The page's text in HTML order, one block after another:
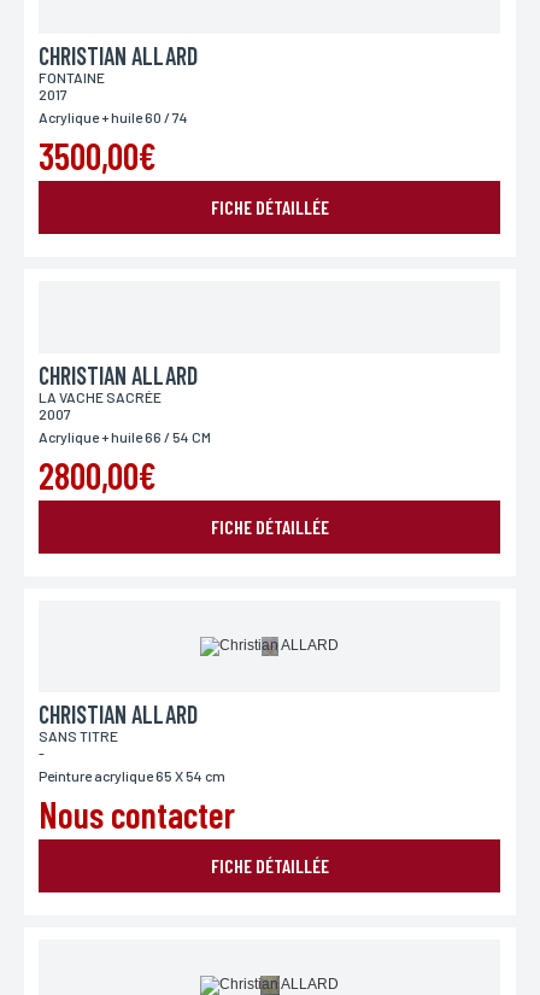
CHRISTIAN ALLARD
FONTAINE
2017
Acrylique + huile 60 / 74
3500,00€
FICHE DÉTAILLÉE
CHRISTIAN ALLARD
LA VACHE SACRÉE
2007
Acrylique + huile 66 / 54 CM
2800,00€
FICHE DÉTAILLÉE
CHRISTIAN ALLARD
SANS TITRE
-
Peinture acrylique 65 X 54 cm
Nous contacter
FICHE DÉTAILLÉE